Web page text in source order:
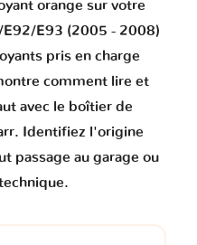
orange sur votre
E92/E93 (2005 - 2008)
pris en charge
comment lire et
avec le boîtier de
Identifiez l'origine
passage au garage ou